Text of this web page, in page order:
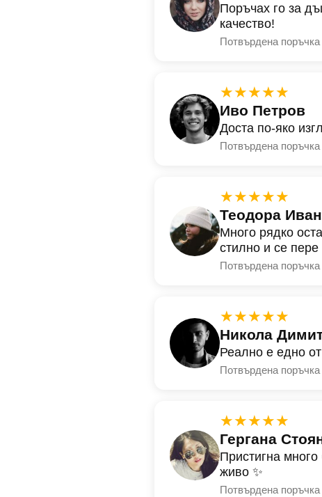
Поръчах го за
качество!
Потвърдена поръчка
★★★★★
Иво Петров
Доста по-яко
Потвърдена поръчка
★★★★★
Теодора
Много рядко
стилно и се
Потвърдена поръчка
★★★★★
Никола
Реално е едно
Потвърдена поръчка
★★★★★
Гергана
Пристигна
живо ✨
Потвърдена поръчка